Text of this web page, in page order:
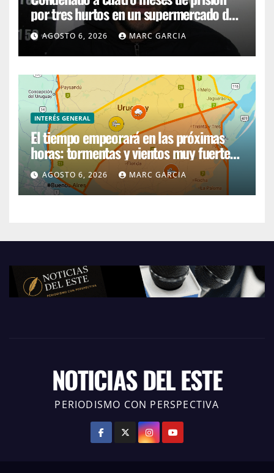
por tres hurtos en un supermercado de
San Carlos
AGOSTO 6, 2026 MARC GARCIA
INTERÉS GENERAL
El tiempo empeorará en las próximas
horas: tormentas y vientos muy fuertes
afectarán la costa de Uruguay
AGOSTO 6, 2026 MARC GARCIA
NOTICIAS DEL ESTE
PERIODISMO CON PERSPECTIVA